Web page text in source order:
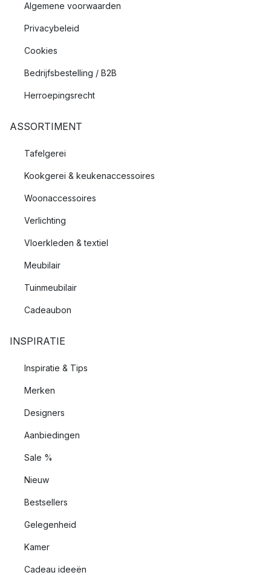
Algemene voorwaarden
Privacybeleid
Cookies
Bedrijfsbestelling / B2B
Herroepingsrecht
ASSORTIMENT
Tafelgerei
Kookgerei & keukenaccessoires
Woonaccessoires
Verlichting
Vloerkleden & textiel
Meubilair
Tuinmeubilair
Cadeaubon
INSPIRATIE
Inspiratie & Tips
Merken
Designers
Aanbiedingen
Sale %
Nieuw
Bestsellers
Gelegenheid
Kamer
Cadeau ideeën